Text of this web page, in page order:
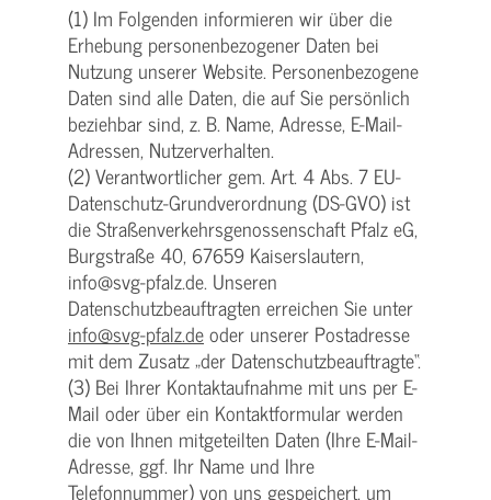
(1) Im Folgenden informieren wir über die
Erhebung personenbezogener Daten bei
Nutzung unserer Website. Personenbezogene
Daten sind alle Daten, die auf Sie persönlich
beziehbar sind, z. B. Name, Adresse, E-Mail-
Adressen, Nutzerverhalten.
(2) Verantwortlicher gem. Art. 4 Abs. 7 EU-
Datenschutz-Grundverordnung (DS-GVO) ist
die Straßenverkehrsgenossenschaft Pfalz eG,
Burgstraße 40, 67659 Kaiserslautern,
info@svg-pfalz.de. Unseren
Datenschutzbeauftragten erreichen Sie unter
info@svg-pfalz.deoder unserer Postadresse
mit dem Zusatz „der Datenschutzbeauftragte“.
(3) Bei Ihrer Kontaktaufnahme mit uns per E-
Mail oder über ein Kontaktformular werden
die von Ihnen mitgeteilten Daten (Ihre E-Mail-
Adresse, ggf. Ihr Name und Ihre
Telefonnummer) von uns gespeichert, um